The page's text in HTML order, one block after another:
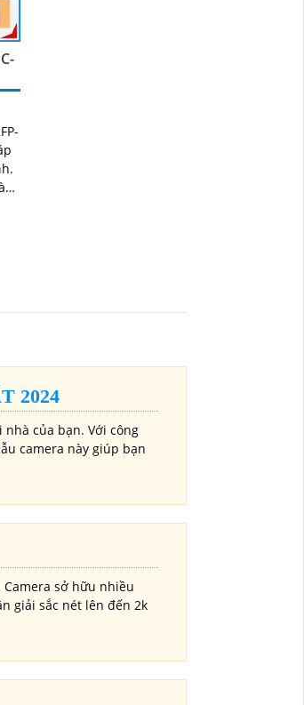
2024
nhà của bạn. Với công
camera này giúp bạn
Camera sở hữu nhiều
giải sắc nét lên đến 2k